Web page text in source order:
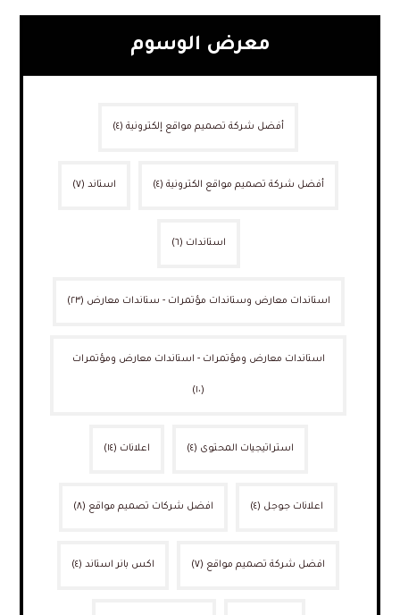
معرض الوسوم
أفضل شركة تصميم مواقع إلكترونية (٤)
أفضل شركة تصميم مواقع الكترونية (٤) استاند (٧)
استاندات (٦)
استاندات معارض وستاندات مؤتمرات - ستاندات معارض (٢٣)
استاندات معارض ومؤتمرات - استاندات معارض ومؤتمرات
(١٠)
استراتيجيات المحتوى (٤) اعلانات (١٤)
اعلانات جوجل (٤) افضل شركات تصميم مواقع (٨)
افضل شركة تصميم مواقع (٧) اكس بانر استاند (٤)